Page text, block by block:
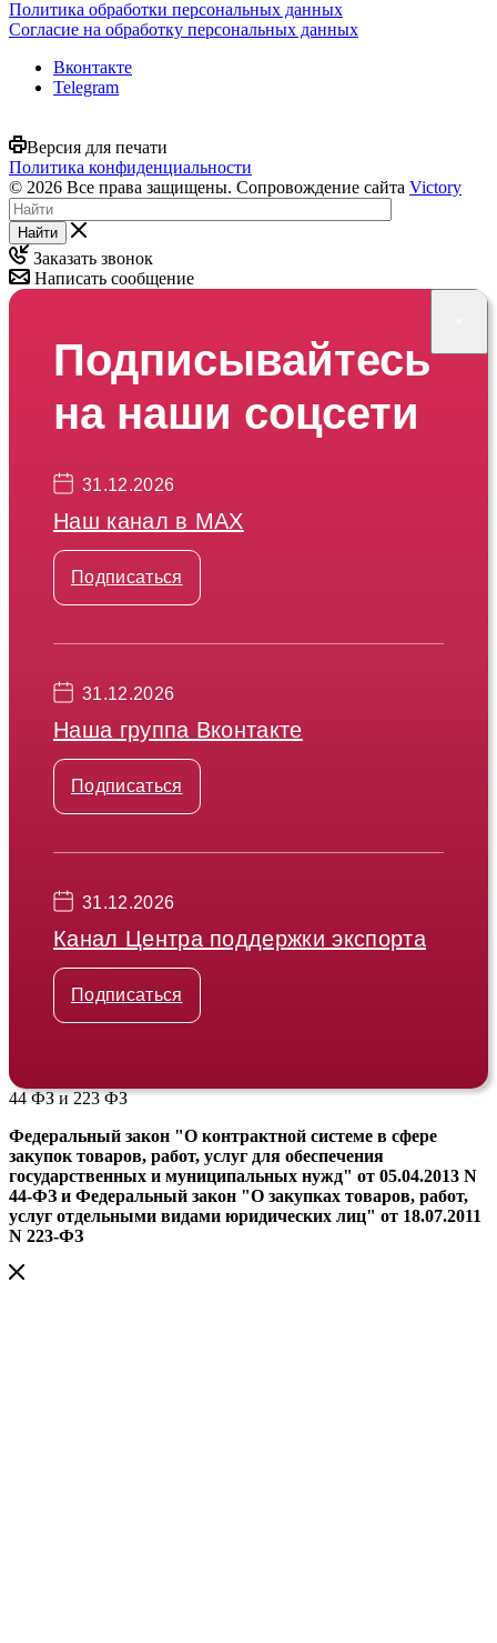
Политика обработки персональных данных
Согласие на обработку персональных данных
Вконтакте
Telegram
Версия для печати
Политика конфиденциальности
© 2026 Все права защищены. Сопровождение сайта Victory
Найти
Заказать звонок
Написать сообщение
Подписывайтесь
на наши соцсети
31.12.2026
Наш канал в МАХ
Подписаться
31.12.2026
Наша группа Вконтакте
Подписаться
31.12.2026
Канал Центра поддержки экспорта
Подписаться
44 ФЗ и 223 ФЗ
Федеральный закон "О контрактной системе в сфере
закупок товаров, работ, услуг для обеспечения
государственных и муниципальных нужд" от 05.04.2013 N
44-ФЗ и Федеральный закон "О закупках товаров, работ,
услуг отдельными видами юридических лиц" от 18.07.2011
N 223-ФЗ